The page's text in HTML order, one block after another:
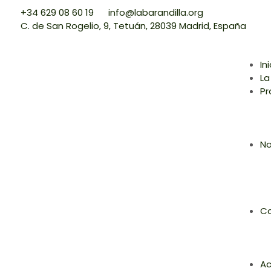
+34 629 08 60 19
info@labarandilla.org
C. de San Rogelio, 9, Tetuán, 28039 Madrid, España